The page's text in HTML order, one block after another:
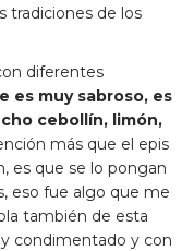
tradiciones de los
diferentes
es muy sabroso, es
cebollín, limón,
más que el epis
es que se lo pongan
eso fue algo que me
también de esta
condimentado y con